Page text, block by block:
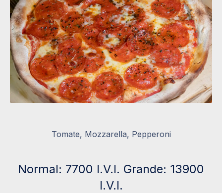
Tomate, Mozzarella, Pepperoni
Normal: 7700 I.V.I. Grande: 13900
I.V.I.